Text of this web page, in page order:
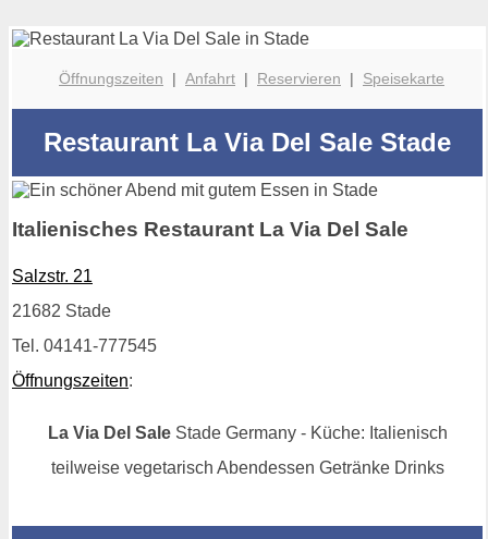
Öffnungszeiten | Anfahrt | Reservieren | Speisekarte
Restaurant La Via Del Sale Stade
Italienisches Restaurant La Via Del Sale
Salzstr. 21
21682 Stade
Tel. 04141-777545
Öffnungszeiten:
La Via Del SaleStade Germany - Küche: Italienisch
teilweise vegetarisch Abendessen Getränke Drinks